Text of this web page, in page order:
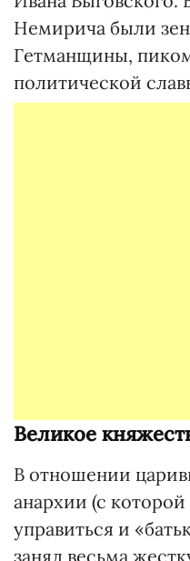
Немирича были
Гетманщины,
политической
Великое
В отношении
анархии (с которой
управиться и
занял весьма